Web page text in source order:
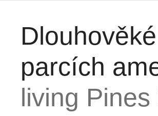
parcích
living